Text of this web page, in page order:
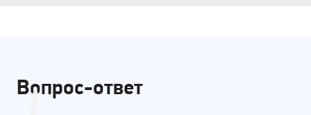
Вопрос-ответ